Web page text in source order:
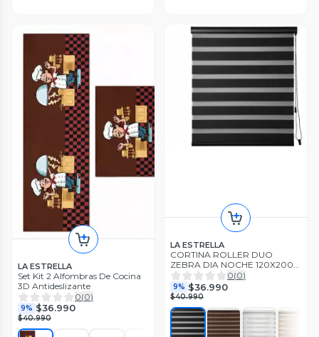
LA ESTRELLA
Set Kit 2 Alfombras De Cocina
3D Antideslizante
0(0)
9% $36.990
$40.990
LA ESTRELLA
CORTINA ROLLER DUO
ZEBRA DIA NOCHE 120X200
CM TF
0(0)
9% $36.990
$40.990